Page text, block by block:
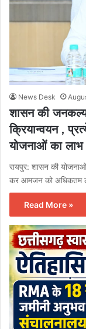
News Desk
शासन की
क्रियान्वयन ,
योजनाओं का लाभ
रायपुर: शासन की योजनाओं
कर आमजन को अधिकतम
Read More »